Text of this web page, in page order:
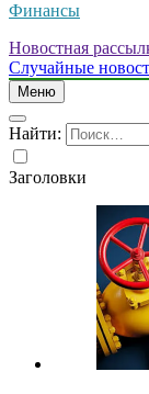
Финансы
Новостная
Случайные
Меню
Найти:
Заголовки